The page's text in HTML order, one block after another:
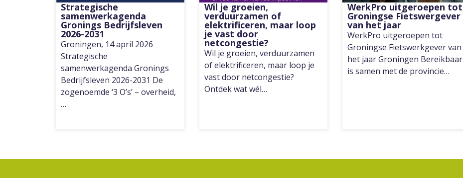
Strategische
samenwerkagenda
Gronings Bedrijfsleven
2026-2031
Groningen, 14 april 2026
Strategische
samenwerkagenda Gronings
Bedrijfsleven 2026-2031 De
zogenoemde ‘3 O’s’ – overheid,
…
Wil je groeien,
verduurzamen of
elektrificeren, maar loop
je vast door
netcongestie?
Wil je groeien, verduurzamen
of elektrificeren, maar loop je
vast door netcongestie?
Ontdek wat wél…
WerkPro uitgeroepen tot
Groningse Fietswergever
van het jaar
WerkPro uitgeroepen tot
Groningse Fietswerkgever van
het jaar Groningen Bereikbaar
is samen met de provincie…